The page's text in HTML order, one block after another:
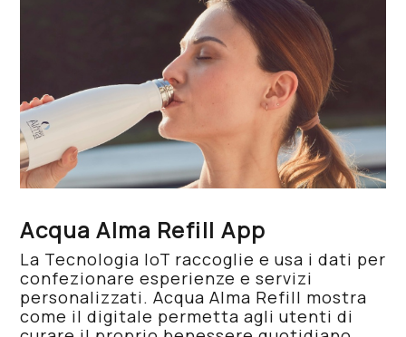
Acqua Alma Refill App
La Tecnologia IoT raccoglie e usa i dati per
confezionare esperienze e servizi
personalizzati. Acqua Alma Refill mostra
come il digitale permetta agli utenti di